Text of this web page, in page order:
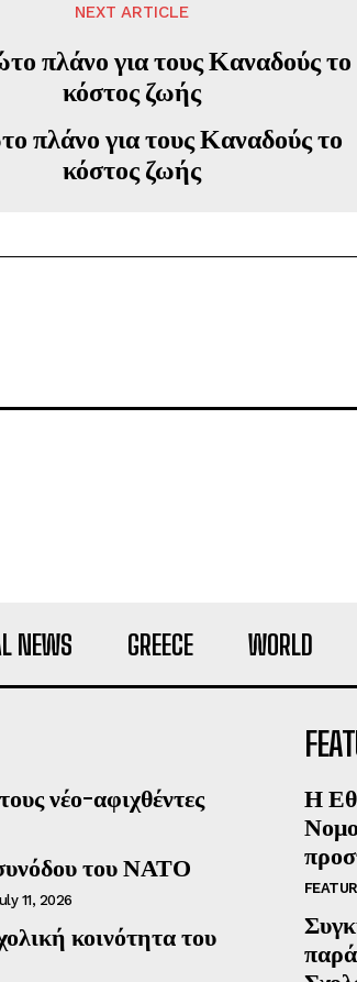
NEXT ARTICLE
πλάνο για τους Καναδούς το
κόστος ζωής
NEWS GREECE WORLD
νέο-αφιχθέντες
του ΝΑΤΟ
11, 2026
κοινότητα του
Η